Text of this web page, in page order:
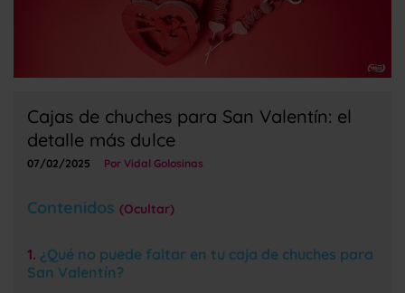
Cajas de chuches para San Valentín: el
detalle más dulce
07/02/2025 Por Vidal Golosinas
Contenidos Ocultar
¿Qué no puede faltar en tu caja de chuches para
San Valentín?